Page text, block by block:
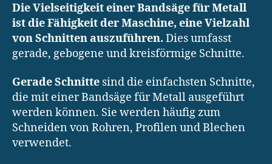
Die Vielseitigkeit einer Bandsäge für Metall
ist die Fähigkeit der Maschine, eine Vielzahl
von Schnitten auszuführen. Dies umfasst
gerade, gebogene und kreisförmige Schnitte.
Gerade Schnitte sind die einfachsten Schnitte,
die mit einer Bandsäge für Metall ausgeführt
werden können. Sie werden häufig zum
Schneiden von Rohren, Profilen und Blechen
verwendet.